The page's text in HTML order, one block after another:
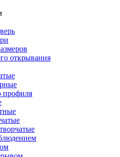
открывания
профиля